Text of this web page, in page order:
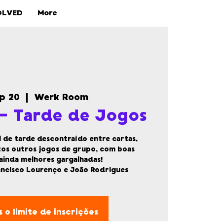
More
20 Werk Room
Tarde de Jogos
de tarde descontraído entre cartas,
outros jogos de grupo, com boas
melhores gargalhadas!
Lourenço e João Rodrigues
o limite de inscrições